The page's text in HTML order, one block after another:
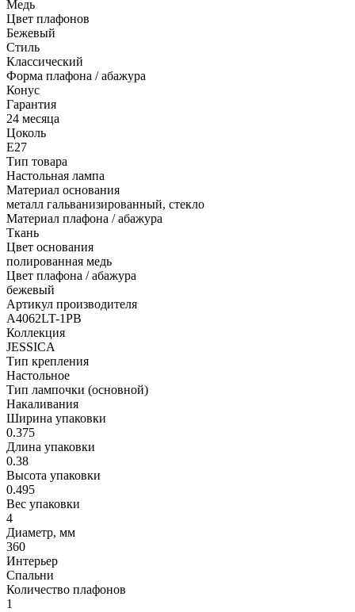
Медь
Цвет плафонов
Бежевый
Стиль
Классический
Форма плафона / абажура
Конус
Гарантия
24 месяца
Цоколь
E27
Тип товара
Настольная лампа
Материал основания
металл гальванизированный, стекло
Материал плафона / абажура
Ткань
Цвет основания
полированная медь
Цвет плафона / абажура
бежевый
Артикул производителя
A4062LT-1PB
Коллекция
JESSICA
Тип крепления
Настольное
Тип лампочки (основной)
Накаливания
Ширина упаковки
0.375
Длина упаковки
0.38
Высота упаковки
0.495
Вес упаковки
4
Диаметр, мм
360
Интерьер
Спальни
Количество плафонов
1